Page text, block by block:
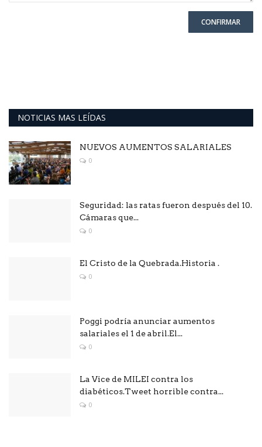
CONFIRMAR
NOTICIAS MAS LEÍDAS
NUEVOS AUMENTOS SALARIALES
0
Seguridad: las ratas fueron después del 10.
Cámaras que...
0
El Cristo de la Quebrada.Historia .
0
Poggi podría anunciar aumentos
salariales el 1 de abril.El...
0
La Vice de MILEI contra los
diabéticos.Tweet horrible contra...
0